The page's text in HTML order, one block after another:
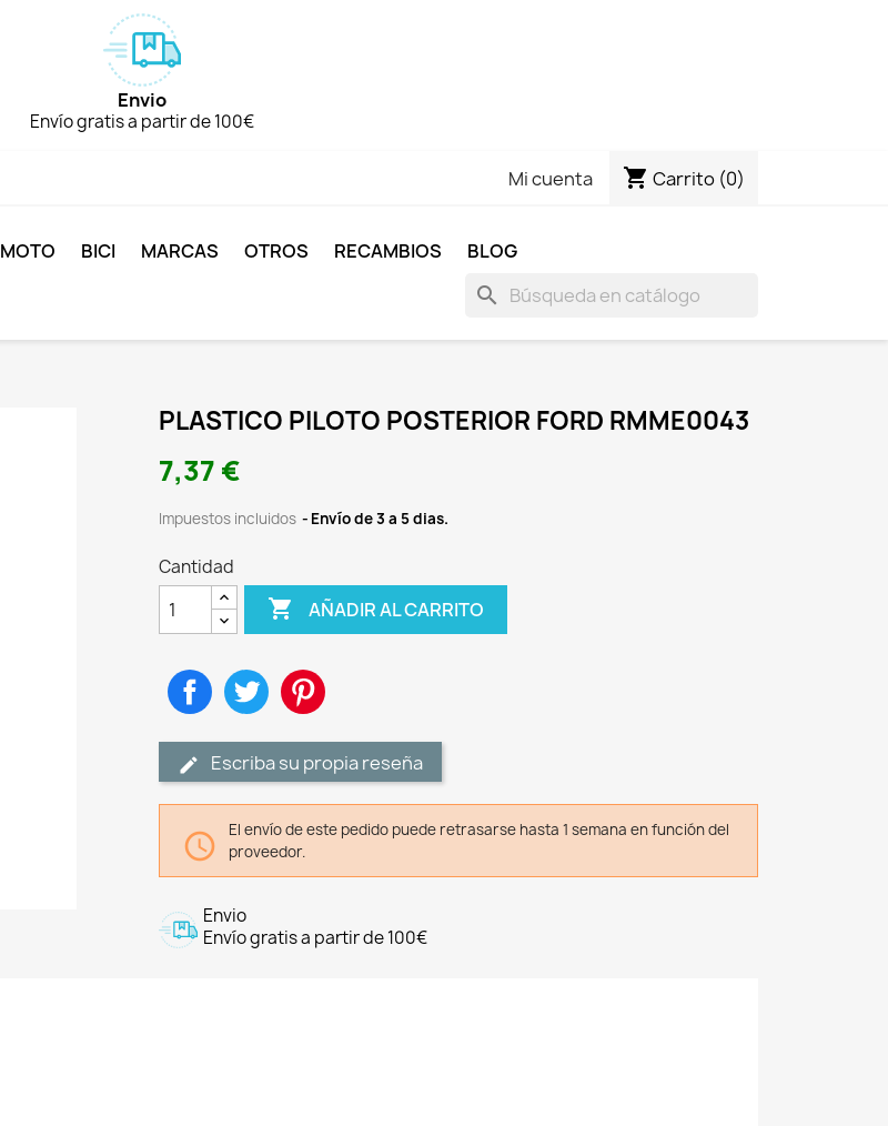
Envio
Envío gratis a partir de 100€
Mi cuenta shopping_cart Carrito (0)
MOTO BICI MARCAS OTROS RECAMBIOS BLOG
search
PLASTICO PILOTO POSTERIOR FORD RMME0043
7,37 €
Impuestos incluidos Envío de 3 a 5 dias.
Cantidad
 AÑADIR AL CARRITO
CompartirTuitear
Escriba su propia reseña

El envío de este pedido puede retrasarse hasta 1 semana en función del
proveedor.
Envio
Envío gratis a partir de 100€